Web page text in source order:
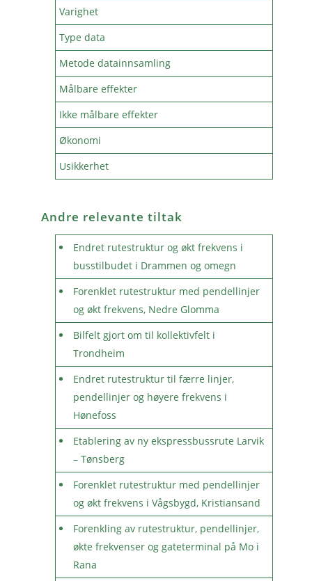
Varighet
Type data
Metode datainnsamling
Målbare effekter
Ikke målbare effekter
Økonomi
Usikkerhet
Andre relevante tiltak
Endret rutestruktur og økt frekvens i
busstilbudet i Drammen og omegn
Forenklet rutestruktur med pendellinjer
og økt frekvens, Nedre Glomma
Bilfelt gjort om til kollektivfelt i
Trondheim
Endret rutestruktur til færre linjer,
pendellinjer og høyere frekvens i
Hønefoss
Etablering av ny ekspressbussrute Larvik
– Tønsberg
Forenklet rutestruktur med pendellinjer
og økt frekvens i Vågsbygd, Kristiansand
Forenkling av rutestruktur, pendellinjer,
økte frekvenser og gateterminal på Mo i
Rana